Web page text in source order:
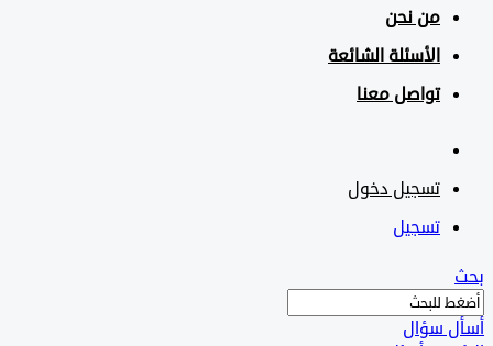
من نحن
الأسئلة الشائعة
تواصل معنا
تسجيل دخول
تسجيل
سؤال